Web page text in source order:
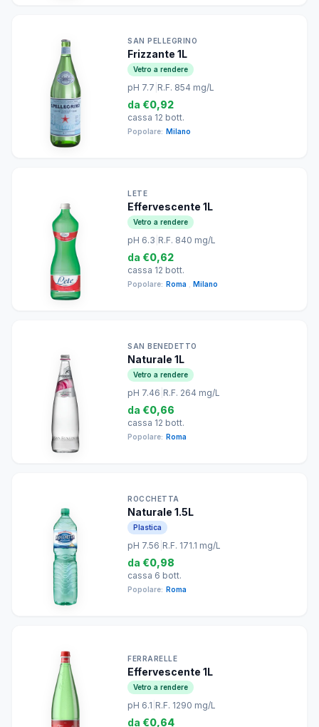
SAN PELLEGRINO
Frizzante 1L
Vetro a rendere
pH 7.7 R.F. 854 mg/L
da €0,92
cassa 12 bott.
Popolare: Milano
LETE
Effervescente 1L
Vetro a rendere
pH 6.3 R.F. 840 mg/L
da €0,62
cassa 12 bott.
Popolare: Roma Milano
SAN BENEDETTO
Naturale 1L
Vetro a rendere
pH 7.46 R.F. 264 mg/L
da €0,66
cassa 12 bott.
Popolare: Roma
ROCCHETTA
Naturale 1.5L
Plastica
pH 7.56 R.F. 171.1 mg/L
da €0,98
cassa 6 bott.
Popolare: Roma
FERRARELLE
Effervescente 1L
Vetro a rendere
pH 6.1 R.F. 1290 mg/L
da €0,64